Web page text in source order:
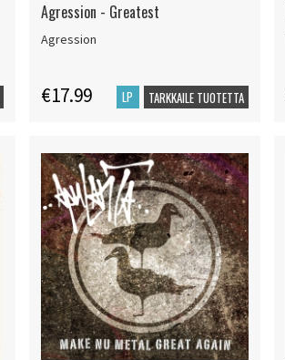
Agression - Greatest
Agression
€17.99 LP TARKKAILE TUOTETTA